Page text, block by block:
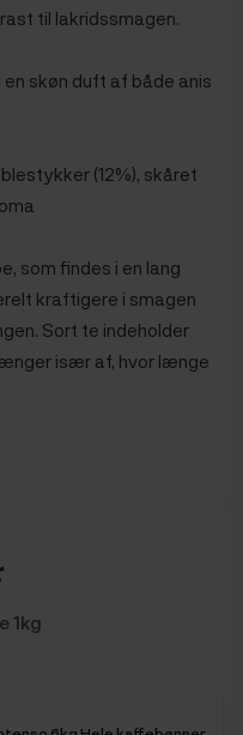
til lakridssmagen.
skøn duft af både anis
(12%), skåret
som findes i en lang
kraftigere i smagen
Sort te indeholder
især af, hvor længe
1kg